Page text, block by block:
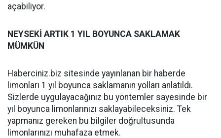
açabiliyor.
NEYSEKİ ARTIK 1 YIL BOYUNCA SAKLAMAK
MÜMKÜN
Haberciniz.biz sitesinde yayınlanan bir haberde
limonları 1 yıl boyunca saklamanın yolları anlatıldı.
Sizlerde uygulayacağınız bu yöntemler sayesinde bir
yıl boyunca limonlarınızı saklayabileceksiniz. Tek
yapmanız gereken bu bilgiler doğrultusunda
limonlarınızı muhafaza etmek.